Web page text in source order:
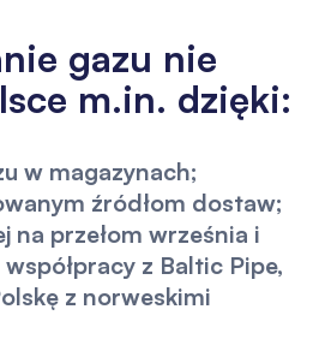
gazu nie
m.in. dzięki:
w magazynach;
źródłom dostaw;
na przełom września i
z Baltic Pipe,
z norweskimi